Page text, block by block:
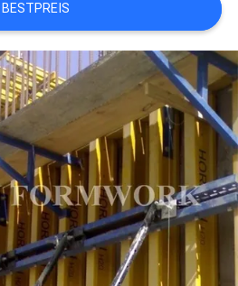
BESTPREIS